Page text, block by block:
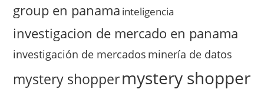
group en panama inteligencia
investigacion de mercado en panama
investigación de mercados minería de datos
mystery shoppermystery shopper